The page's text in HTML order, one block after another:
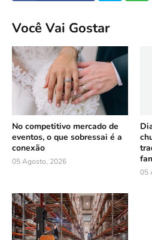
Você Vai Gostar
No competitivo mercado de
eventos, o que sobressai é a
conexão
05 Agosto, 2026
05